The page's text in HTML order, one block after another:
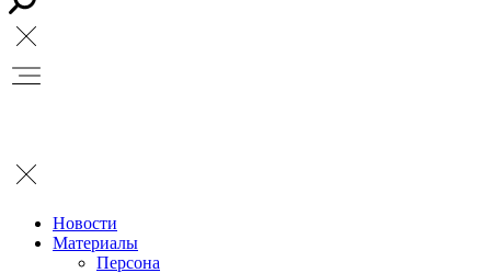
Новости
Материалы
Персона